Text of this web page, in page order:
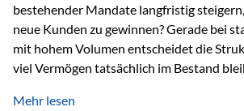
bestehender Mandate langfristig
neue Kunden zu gewinnen? Gerade bei
mit hohem Volumen entscheidet die
viel Vermögen tatsächlich im Bestand
Beispiel verdeutlicht diese Wirkung
Mehr lesen